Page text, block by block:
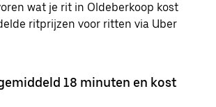
wat je rit in Oldeberkoop kost
ritprijzen voor ritten via Uber
18 minuten en kost